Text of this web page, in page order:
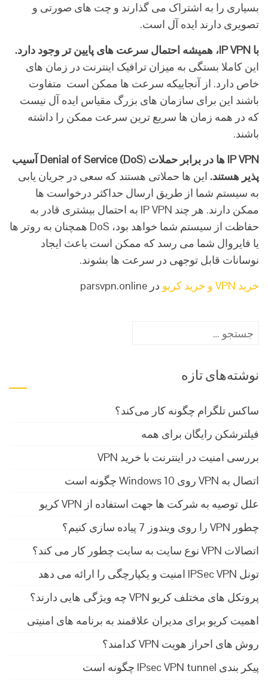
بسیاری را به اشتراک می گذارند و چت های صورتی و
تصویری دارند ایده آل است.
با IP VPN، همیشه احتمال سرعت های پایین تر وجود دارد.
این کاملا بستگی به میزان ترافیک اینترنت در زمان های
خاص دارد. از آنجاییکه سرعت ها ممکن است متفاوت
باشند این برای سازمان های بزرگ مقیاس ایده آل نیست
که در همه زمان ها سریع ترین سرعت ممکن را داشته
باشند.
IP VPN ها در برابر حملات (
Denial of Service (DoS آسیب
پذیر هستند. این ها حملاتی هستند که سعی در جریان یابی
به سیستم شما از طریق ارسال حداکثر درخواست ها
ممکن دارند. هر چند IP VPN به احتمال بیشتری قادر به
حفاظت از سیستم شما خواهد بود، DoS همچنان به روتر ها
یا فایروال شما می رسد که ممکن است باعث ایجاد
نوسانات قابل توجهی در سرعت ها بشوند.
خرید VPN و خرید کریو
در parsvpn.online
جستجو
نوشته‌های تازه
ساکس تلگرام چگونه کار می‌کند؟
فیلترشکن رایگان برای همه
بررسی امنیت در اینترنت با خرید VPN
اتصال به VPN روی Windows 10 چگونه است
علل توصیه به شرکت ها جهت استفاده از VPN کریو
چطور VPN را روی ویندوز 7 پیاده سازی کنیم؟
اتصالات VPN نوع سایت به سایت چطور کار می کند؟
تونل IPSec VPN امنیت و یکپارچگی را ارائه می دهد
پروتکل های مختلف کریو VPN چه ویژگی هایی دارند؟
اهمیت کریو برای مدیران علاقمند به برنامه های امنیتی
روش های احراز هویت VPN کدامند؟
پیکر بندی IPsec VPN tunnel چگونه است